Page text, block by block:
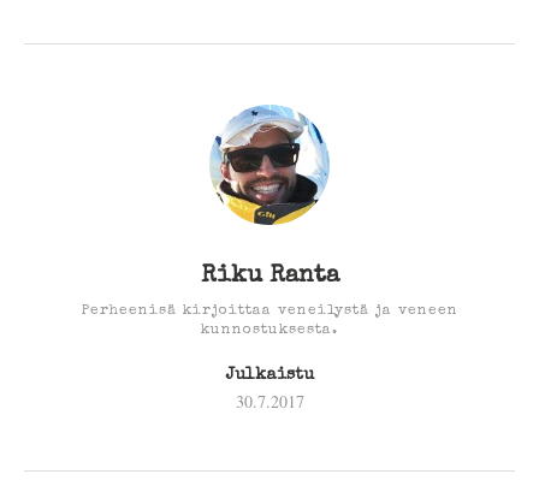
Riku Ranta
Perheenisä kirjoittaa veneilystä ja veneen
kunnostuksesta.
Julkaistu
30.7.2017